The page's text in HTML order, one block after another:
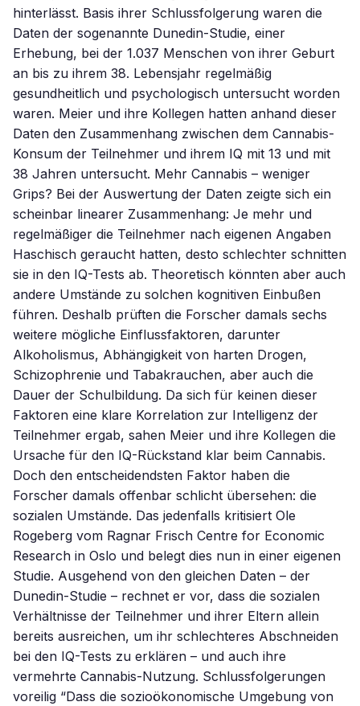
hinterlässt. Basis ihrer Schlussfolgerung waren die
Daten der sogenannte Dunedin-Studie, einer
Erhebung, bei der 1.037 Menschen von ihrer Geburt
an bis zu ihrem 38. Lebensjahr regelmäßig
gesundheitlich und psychologisch untersucht worden
waren. Meier und ihre Kollegen hatten anhand dieser
Daten den Zusammenhang zwischen dem Cannabis-
Konsum der Teilnehmer und ihrem IQ mit 13 und mit
38 Jahren untersucht. Mehr Cannabis – weniger
Grips? Bei der Auswertung der Daten zeigte sich ein
scheinbar linearer Zusammenhang: Je mehr und
regelmäßiger die Teilnehmer nach eigenen Angaben
Haschisch geraucht hatten, desto schlechter schnitten
sie in den IQ-Tests ab. Theoretisch könnten aber auch
andere Umstände zu solchen kognitiven Einbußen
führen. Deshalb prüften die Forscher damals sechs
weitere mögliche Einflussfaktoren, darunter
Alkoholismus, Abhängigkeit von harten Drogen,
Schizophrenie und Tabakrauchen, aber auch die
Dauer der Schulbildung. Da sich für keinen dieser
Faktoren eine klare Korrelation zur Intelligenz der
Teilnehmer ergab, sahen Meier und ihre Kollegen die
Ursache für den IQ-Rückstand klar beim Cannabis.
Doch den entscheidendsten Faktor haben die
Forscher damals offenbar schlicht übersehen: die
sozialen Umstände. Das jedenfalls kritisiert Ole
Rogeberg vom Ragnar Frisch Centre for Economic
Research in Oslo und belegt dies nun in einer eigenen
Studie. Ausgehend von den gleichen Daten – der
Dunedin-Studie – rechnet er vor, dass die sozialen
Verhältnisse der Teilnehmer und ihrer Eltern allein
bereits ausreichen, um ihr schlechteres Abschneiden
bei den IQ-Tests zu erklären – und auch ihre
vermehrte Cannabis-Nutzung. Schlussfolgerungen
voreilig “Dass die sozioökonomische Umgebung von